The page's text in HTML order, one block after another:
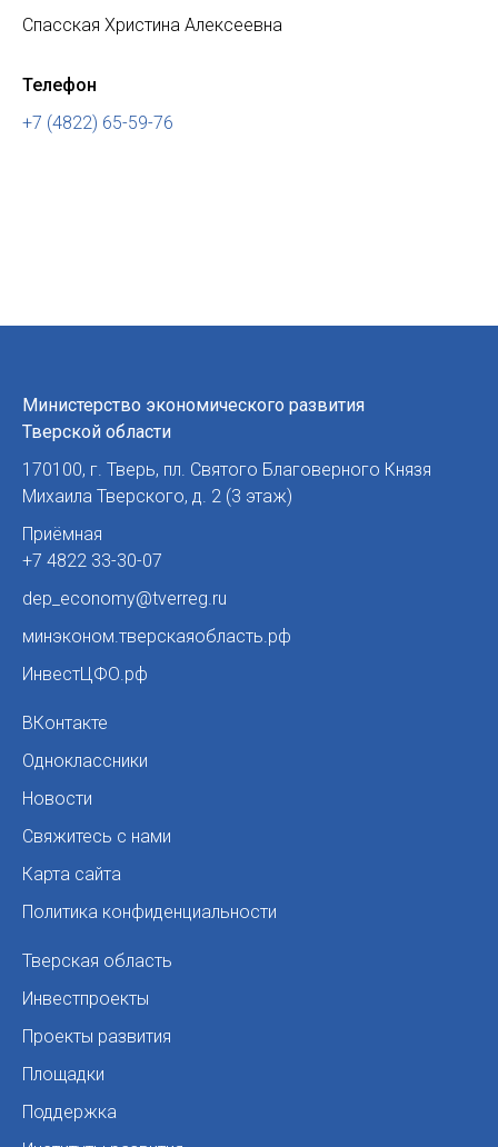
Спасская Христина Алексеевна
Телефон
+7 (4822) 65-59-76
Министерство экономического развития
Тверской области
170100, г. Тверь, пл. Святого Благоверного Князя
Михаила Тверского, д. 2 (3 этаж)
Приёмная
+7 4822 33-30-07
dep_economy@tverreg.ru
минэконом.тверскаяобласть.рф
ИнвестЦФО.рф
ВКонтакте
Одноклассники
Новости
Свяжитесь с нами
Карта сайта
Политика конфиденциальности
Тверская область
Инвестпроекты
Проекты развития
Площадки
Поддержка